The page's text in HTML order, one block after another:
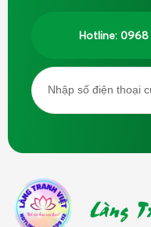
Hotline: 0968
Làng